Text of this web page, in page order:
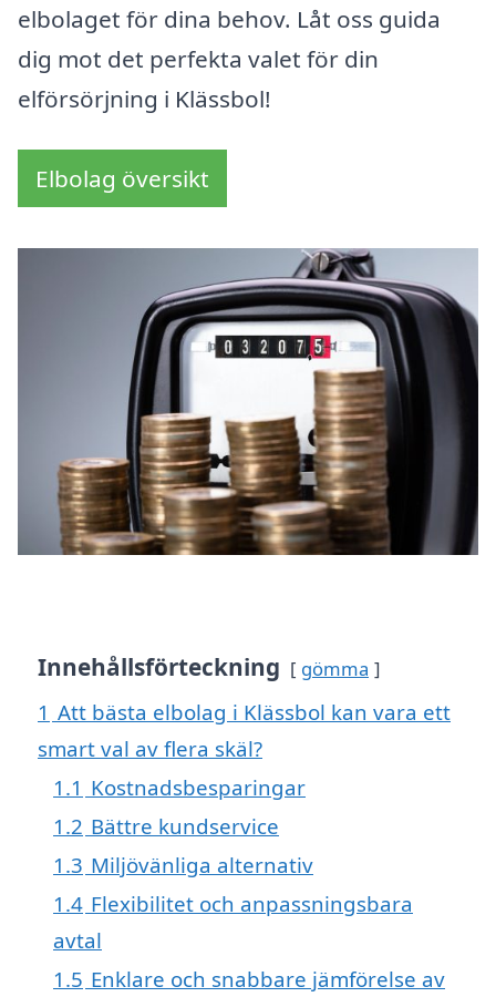
elbolaget för dina behov. Låt oss guida
dig mot det perfekta valet för din
elförsörjning i Klässbol!
Elbolag översikt
Innehållsförteckning gömma
1 Att bästa elbolag i Klässbol kan vara ett
smart val av flera skäl?
1.1 Kostnadsbesparingar
1.2 Bättre kundservice
1.3 Miljövänliga alternativ
1.4 Flexibilitet och anpassningsbara
avtal
1.5 Enklare och snabbare jämförelse av